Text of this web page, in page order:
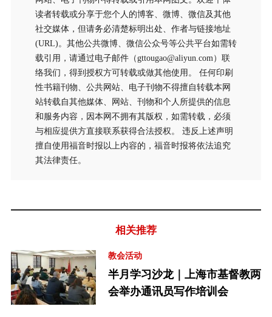
读者转载或分享于您个人的博客、微博、微信及其他
社交媒体，但请务必清楚标明出处、作者与链接地址
(URL)。其他公共微博、微信公众号等公共平台如需转
载引用，请通过电子邮件（gttougao@aliyun.com）联
络我们，得到授权方可转载或做其他使用。 任何印刷
性书籍刊物、公共网站、电子刊物不得擅自转载本网
站转载自其他媒体、网站、刊物和个人所提供的信息
和服务内容，因本网不拥有其版权，如需转载，必须
与相应提供方直接联系获得合法授权。 违反上述声明
擅自使用福音时报以上内容的，福音时报将依法追究
其法律责任。
相关推荐
教会活动
半月学习沙龙｜上海市基督教两
会举办通讯员写作培训会